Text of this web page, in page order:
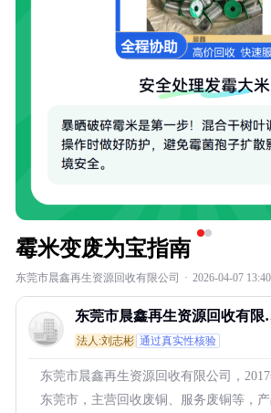
霉米变废为宝指南
东莞市晨鑫再生资源回收有限公司 · 2026-04-07
东莞市晨鑫再生资源回收有限
司
法人:刘志彬 通过真实性核验
东莞市晨鑫再生资源回收有限公司，
东莞市，主营回收废铜、服务废铜等，